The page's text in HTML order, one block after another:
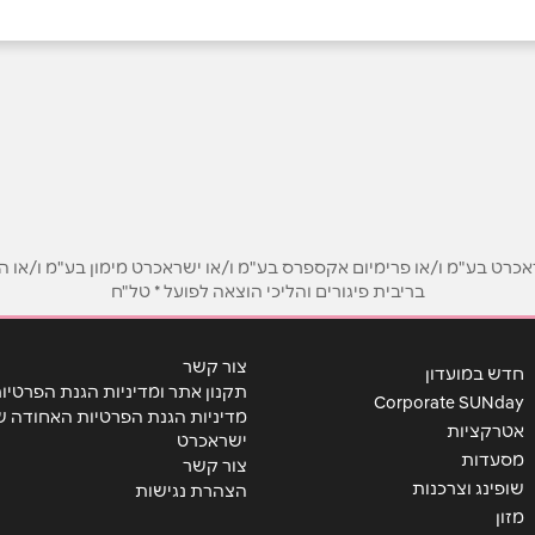
בע"מ ו/או פרימיום אקספרס בע"מ ו/או ישראכרט מימון בע"מ ו/או
בריבית פיגורים והליכי הוצאה לפועל * טל"ח
חדש במועדון
Corporate SUNday
אטרקציות
מסעדות
שופינג וצרכנות
מזון
צור קשר
תקנון אתר ומדיניות הגנת
מדיניות הגנת הפרטיות האחודה
ישראכרט
צור קשר
הצהרת נגישות